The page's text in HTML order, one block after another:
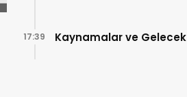
Kaynamalar ve Gelecek
17:39